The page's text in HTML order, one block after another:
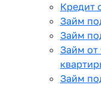
Кредит
Займ
Займ
Займ от
Займ